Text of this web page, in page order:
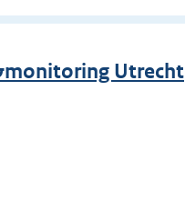
Utrecht